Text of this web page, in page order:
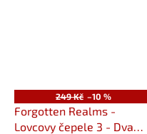
249 Kč –10 %
Forgotten Realms -
Lovcovy čepele 3 - Dva